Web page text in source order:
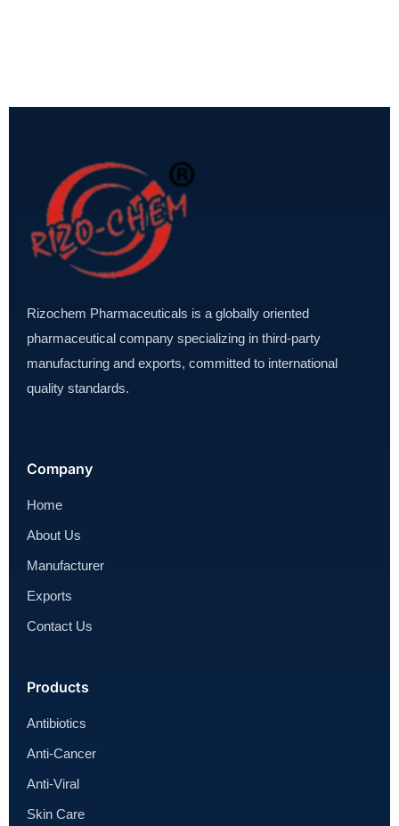
Rizochem Pharmaceuticals is a globally oriented
pharmaceutical company specializing in third-party
manufacturing and exports, committed to international
quality standards.
Company
Home
About Us
Manufacturer
Exports
Contact Us
Products
Antibiotics
Anti-Cancer
Anti-Viral
Skin Care